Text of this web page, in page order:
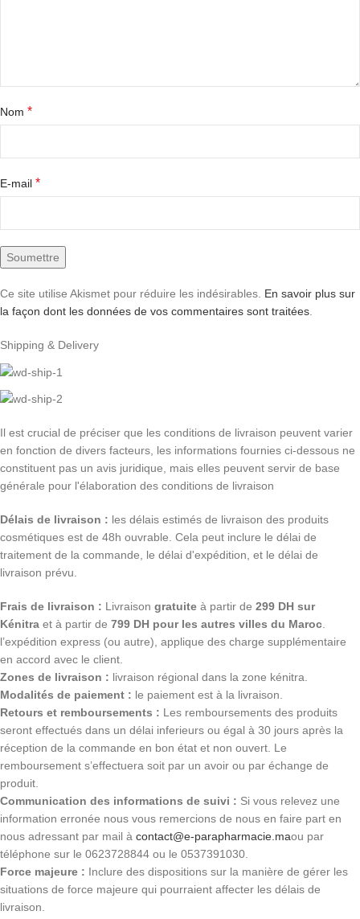
Nom *
E-mail *
Ce site utilise Akismet pour réduire les indésirables. En savoir plus sur
la façon dont les données de vos commentaires sont traitées.
Shipping & Delivery
Il est crucial de préciser que les conditions de livraison peuvent varier
en fonction de divers facteurs, les informations fournies ci-dessous ne
constituent pas un avis juridique, mais elles peuvent servir de base
générale pour l'élaboration des conditions de livraison
Délais de livraison : les délais estimés de livraison des produits
cosmétiques est de 48h ouvrable. Cela peut inclure le délai de
traitement de la commande, le délai d'expédition, et le délai de
livraison prévu.
Frais de livraison : Livraison gratuite à partir de 299 DH sur
Kénitra et à partir de 799 DH pour les autres villes du Maroc
l’expédition express (ou autre), applique des charge supplémentaire
en accord avec le client.
Zones de livraison : livraison régional dans la zone kénitra.
Modalités de paiement : le paiement est à la livraison.
Retours et remboursements : Les remboursements des produits
seront effectués dans un délai inferieurs ou égal à 30 jours après la
réception de la commande en bon état et non ouvert. Le
remboursement s’effectuera soit par un avoir ou par échange de
produit.
Communication des informations de suivi : Si vous relevez une
information erronée nous vous remercions de nous en faire part en
nous adressant par mail à contact@e-parapharmacie.maou par
téléphone sur le 0623728844 ou le 0537391030.
Force majeure : Inclure des dispositions sur la manière de gérer les
situations de force majeure qui pourraient affecter les délais de
livraison.